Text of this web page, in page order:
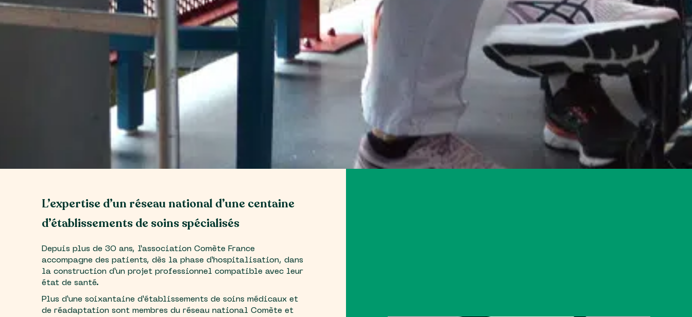
L’expertise d’un réseau national d’une centaine
d’établissements de soins spécialisés
Depuis plus de 3O ans, l’association Comète France
accompagne des patients, dès la phase d’hospitalisation, dans
la construction d’un projet professionnel compatible avec leur
état de santé.
Plus d’une soixantaine d’établissements de soins médicaux et
de réadaptation sont membres du réseau national Comète et